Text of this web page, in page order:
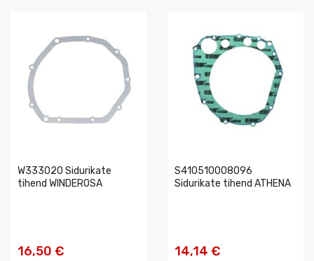
W333020 Sidurikate
tihend WINDEROSA
16,50 €
S410510008096
Sidurikate tihend ATHENA
14,14 €